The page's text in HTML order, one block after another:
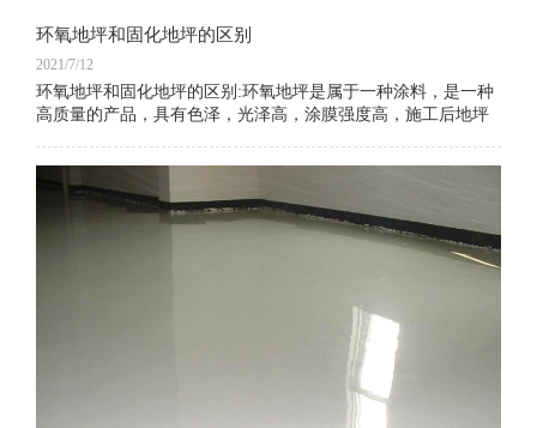
环氧地坪和固化地坪的区别
2021/7/12
环氧地坪和固化地坪的区别:环氧地坪是属于一种涂料，是一种
高质量的产品，具有色泽，光泽高，涂膜强度高，施工后地坪
磨，